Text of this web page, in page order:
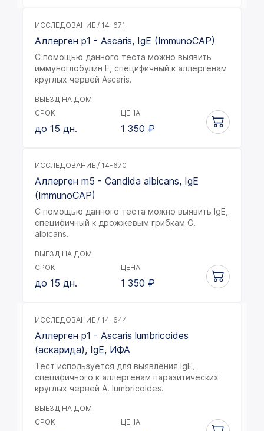
ИССЛЕДОВАНИЕ / 14-671
Аллерген p1 - Ascaris, IgE (ImmunoCAP)
С помощью данного теста можно выявить
иммуноглобулин Е, специфичный к аллергенам
круглых червей Ascaris.
ВЫЕЗД НА ДОМ
СРОК
до 15 дн.
ЦЕНА
1 350 ₽
ИССЛЕДОВАНИЕ / 14-670
Аллерген m5 - Candida albicans, IgE
(ImmunoCAP)
С помощью данного теста можно выявить IgE,
специфичный к дрожжевым грибкам C.
albicans.
ВЫЕЗД НА ДОМ
СРОК
до 15 дн.
ЦЕНА
1 350 ₽
ИССЛЕДОВАНИЕ / 14-644
Аллерген p1 - Ascaris lumbricoides
(аскарида), IgE, ИФА
Тест используется для выявления IgE,
специфичного к аллергенам паразитических
круглых червей A. lumbricoides.
ВЫЕЗД НА ДОМ
СРОК
ЦЕНА